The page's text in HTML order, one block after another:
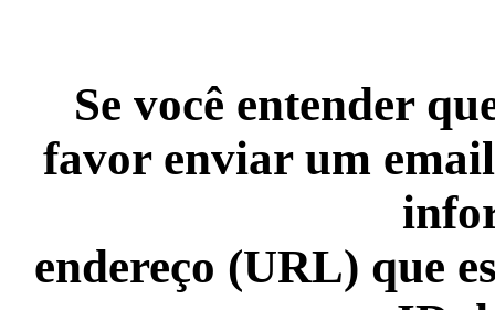
Se você entender
favor enviar um
endereço (URL) que